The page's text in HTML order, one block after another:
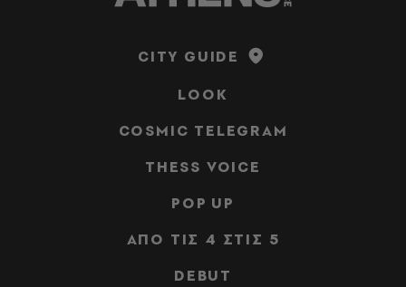
CITY GUIDE
LOOK
COSMIC TELEGRAM
THESS VOICE
POP UP
ΑΠΟ ΤΙΣ 4 ΣΤΙΣ 5
DEBUT